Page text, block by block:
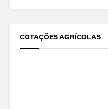
COTAÇÕES AGRÍCOLAS